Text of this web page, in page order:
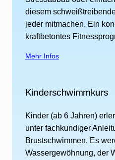
diesem
jeder mitmachen. Ein
kraftbetontes
Mehr Infos
Kinderschwimmkurs
Kinder (ab 6 Jahren)
unter fachkundiger
Brustschwimmen. Es
Wassergewöhnung, der